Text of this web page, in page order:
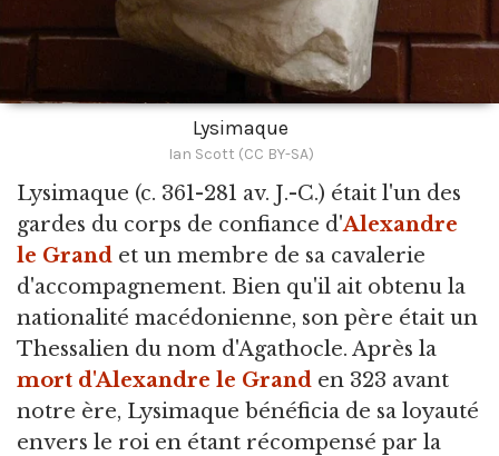
Lysimaque
Ian Scott (CC BY-SA)
Lysimaque (c. 361-281 av. J.-C.) était l'un des
gardes du corps de confiance d'Alexandre
le Grand et un membre de sa cavalerie
d'accompagnement. Bien qu'il ait obtenu la
nationalité macédonienne, son père était un
Thessalien du nom d'Agathocle. Après la
mort d'Alexandre le Grand en 323 avant
notre ère, Lysimaque bénéficia de sa loyauté
envers le roi en étant récompensé par la